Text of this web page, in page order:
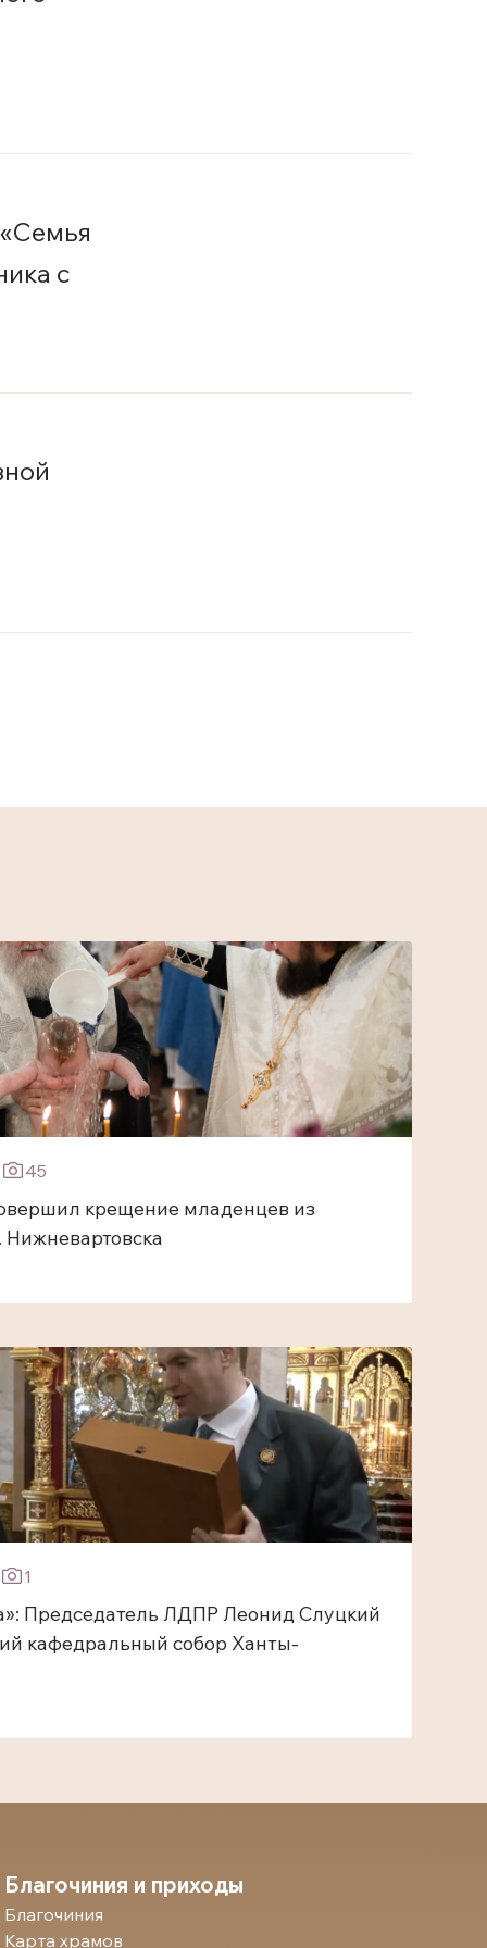
с
45
крещение младенцев из
Нижневартовска
1
Председатель ЛДПР Леонид Слуцкий
кафедральный собор Ханты-
Благочиния и приходы
Благочиния
Карта храмов